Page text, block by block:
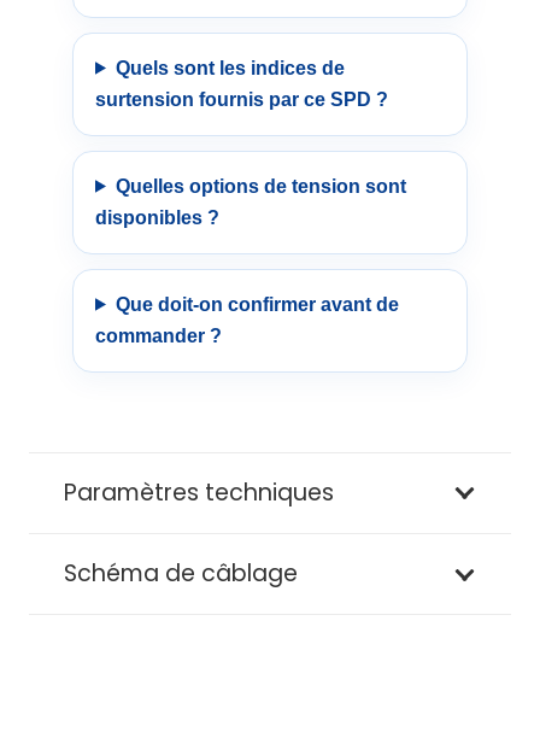
Quels sont les indices de
surtension fournis par ce SPD ?
Quelles options de tension sont
disponibles ?
Que doit-on confirmer avant de
commander ?
Paramètres techniques
Schéma de câblage